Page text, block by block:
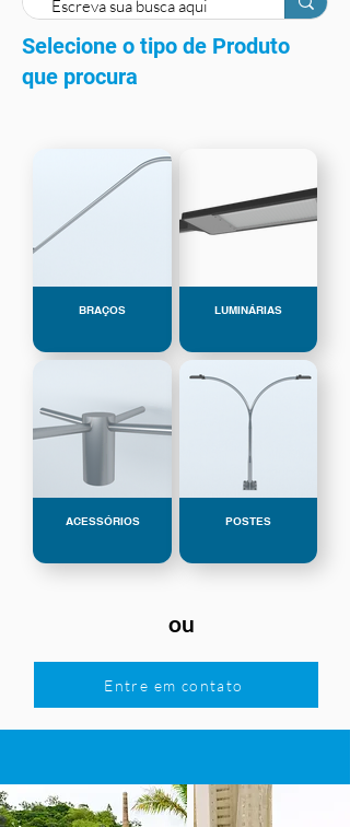
Selecione o tipo de Produto
que procura
BRAÇOS LUMINÁRIAS
ACESSÓRIOS POSTES
ou
Entre em contato